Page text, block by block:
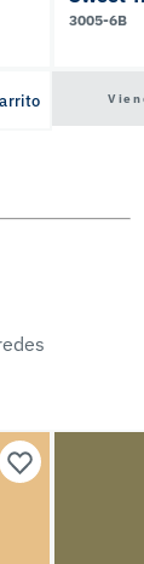
3005-6B